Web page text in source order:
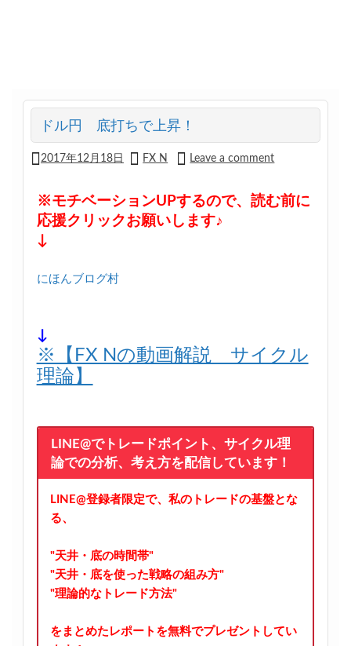
ドル円 底打ちで上昇！
2017年12月18日 FX N Leave a comment
※モチベーションUPするので、読む前に
応援クリックお願いします♪
↓
にほんブログ村
↓
※【FX Nの動画解説 サイクル
理論】
LINE@でトレードポイント、サイクル理
論での分析、考え方を配信しています！
LINE@登録者限定で、私のトレードの基盤とな
る、
"天井・底の時間帯"
"天井・底を使った戦略の組み方"
"理論的なトレード方法"
をまとめたレポートを無料でプレゼントしてい